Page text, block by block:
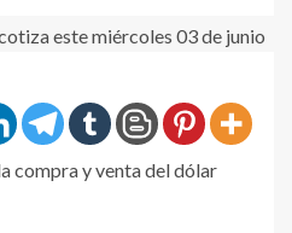
compra y venta del dólar